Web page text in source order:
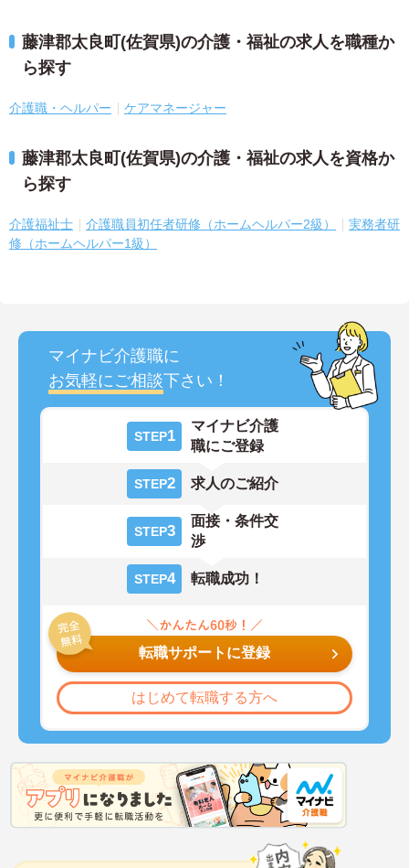
藤津郡太良町(佐賀県)の介護・福祉の求人を職種か
ら探す
介護職・ヘルパー ケアマネージャー
藤津郡太良町(佐賀県)の介護・福祉の求人を資格か
ら探す
介護福祉士 介護職員初任者研修（ホームヘルパー2級）
実務者研
修（ホームヘルパー1級）
マイナビ介護職に
お気軽にご相談下さい！
STEP1
マイナビ介護
職にご登録
STEP2 求人のご紹介
STEP3
面接・条件交
渉
STEP4 転職成功！
転職サポートに登録
はじめて転職する方へ